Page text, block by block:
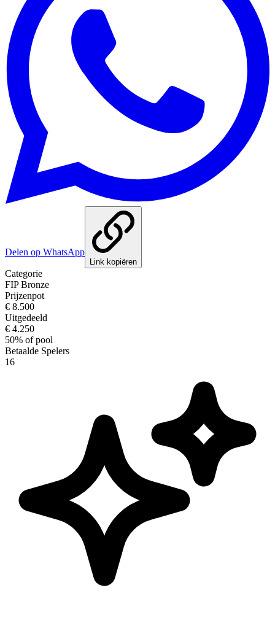
Delen op WhatsApp
Link kopiëren
Categorie
FIP Bronze
Prijzenpot
€ 8.500
Uitgedeeld
€ 4.250
50% of pool
Betaalde Spelers
16